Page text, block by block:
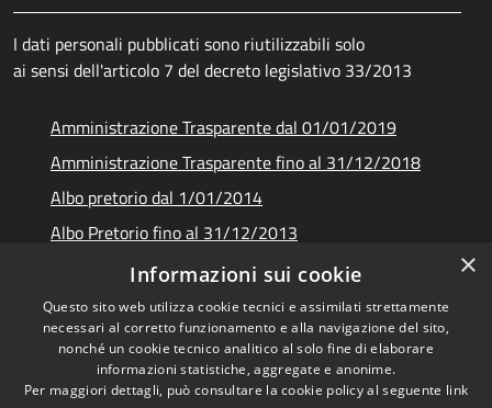
I dati personali pubblicati sono riutilizzabili solo
ai sensi dell'articolo 7 del decreto legislativo 33/2013
Amministrazione Trasparente dal 01/01/2019
Amministrazione Trasparente fino al 31/12/2018
Albo pretorio dal 1/01/2014
Albo Pretorio fino al 31/12/2013
Documenti e dati
Copyright © 2026 • Unione dei
×
Informazioni sui cookie
Questo sito web utilizza cookie tecnici e assimilati strettamente
necessari al corretto funzionamento e alla navigazione del sito,
nonché un cookie tecnico analitico al solo fine di elaborare
informazioni statistiche, aggregate e anonime.
Per maggiori dettagli, può consultare la cookie policy al seguente link